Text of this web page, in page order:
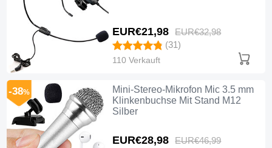
EUR€21,98 EUR€32,98
(31)
110 Verkauft
Mini-Stereo-Mikrofon Mic 3.5 mm
Klinkenbuchse Mit Stand M12
Silber
EUR€28,98 EUR€46,99
-38%